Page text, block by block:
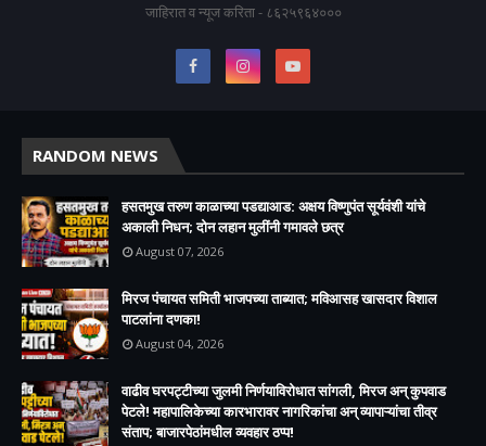
जाहिरात व न्यूज करिता - ८६२५९६४०००
RANDOM NEWS
हसतमुख तरुण काळाच्या पडद्याआड: अक्षय विष्णुपंत सूर्यवंशी यांचे
अकाली निधन; दोन लहान मुलींनी गमावले छत्र
August 07, 2026
मिरज पंचायत समिती भाजपच्या ताब्यात; मविआसह खासदार विशाल
पाटलांना दणका!
August 04, 2026
वाढीव घरपट्टीच्या जुलमी निर्णयाविरोधात सांगली, मिरज अन् कुपवाड
पेटले! महापालिकेच्या कारभारावर नागरिकांचा अन् व्यापाऱ्यांचा तीव्र
संताप; बाजारपेठांमधील व्यवहार ठप्प!​